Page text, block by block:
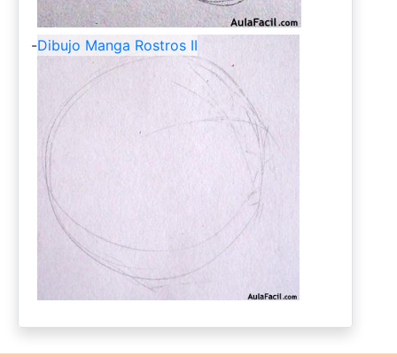
-Dibujo Manga Rostros II